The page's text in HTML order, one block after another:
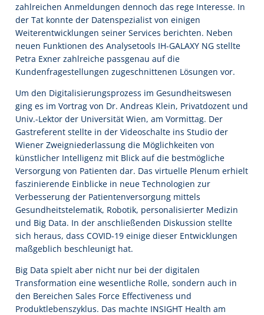
zahlreichen Anmeldungen dennoch das rege Interesse. In
der Tat konnte der Datenspezialist von einigen
Weiterentwicklungen seiner Services berichten. Neben
neuen Funktionen des Analysetools IH-GALAXY NG stellte
Petra Exner zahlreiche passgenau auf die
Kundenfragestellungen zugeschnittenen Lösungen vor.
Um den Digitalisierungsprozess im Gesundheitswesen
ging es im Vortrag von Dr. Andreas Klein, Privatdozent und
Univ.-Lektor der Universität Wien, am Vormittag. Der
Gastreferent stellte in der Videoschalte ins Studio der
Wiener Zweigniederlassung die Möglichkeiten von
künstlicher Intelligenz mit Blick auf die bestmögliche
Versorgung von Patienten dar. Das virtuelle Plenum erhielt
faszinierende Einblicke in neue Technologien zur
Verbesserung der Patientenversorgung mittels
Gesundheitstelematik, Robotik, personalisierter Medizin
und Big Data. In der anschließenden Diskussion stellte
sich heraus, dass COVID-19 einige dieser Entwicklungen
maßgeblich beschleunigt hat.
Big Data spielt aber nicht nur bei der digitalen
Transformation eine wesentliche Rolle, sondern auch in
den Bereichen Sales Force Effectiveness und
Produktlebenszyklus. Das machte INSIGHT Health am